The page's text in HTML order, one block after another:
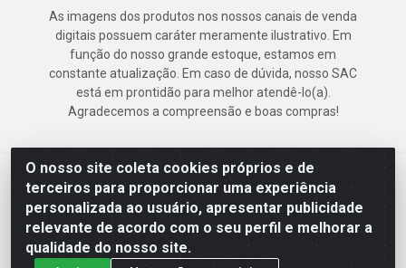
O nosso site coleta cookies próprios e de
terceiros para proporcionar uma experiência
personalizada ao usuário, apresentar publicidade
relevante de acordo com o seu perfil e melhorar a
qualidade do nosso site.
As imagens dos produtos nos nossos canais de venda
digitais possuem caráter meramente ilustrativo. Em
função do nosso grande estoque, estamos em
constante atualização. Em caso de dúvida, nosso SAC
está em prontidão para melhor atendê-lo(a).
Agradecemos a compreensão e boas compras!
Deskontão Atacado - Av. Marechal Mascarenhas de Morais, 2471 -
Imbiribeira - Recife/PE - CEP 51.150-001 - CNPJ 24.150.377/0003-
57